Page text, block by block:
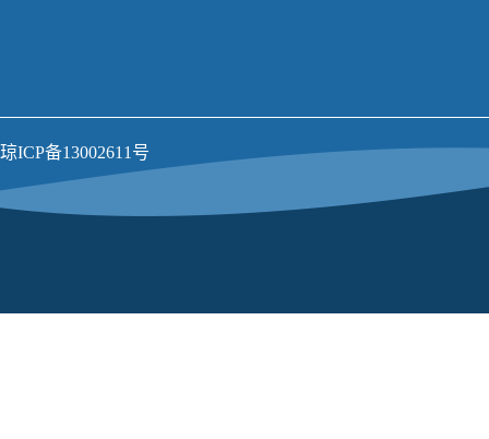
琼ICP备13002611号